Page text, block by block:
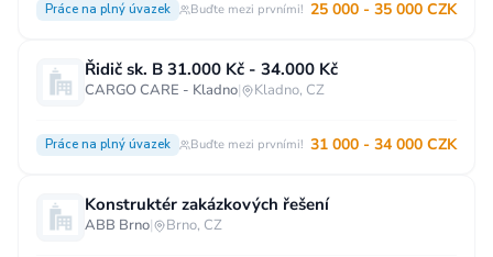
Práce na plný úvazek Buďte mezi prvními! 25 000 - 35 000 CZK
Řidič sk. B 31.000 Kč - 34.000 Kč
CARGO CARE - Kladno| Kladno, CZ
Práce na plný úvazek Buďte mezi prvními! 31 000 - 34 000 CZK
Konstruktér zakázkových řešení
ABB Brno| Brno, CZ